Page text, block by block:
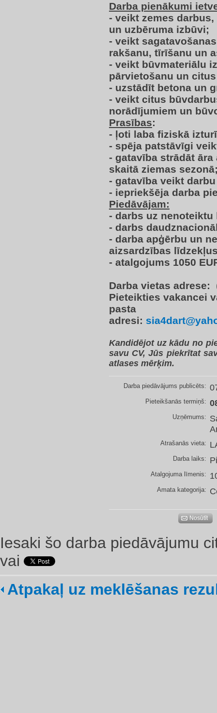
Darba pienākumi
- veikt zemes
un uzbēruma izbūvi;
- veikt
rakšanu, tīrīšanu un
- veikt būvmateriālu
pārvietošanu un
- uzstādīt betona un
- veikt citus
norādījumiem un
Prasības:
- ļoti laba fiziskā
- spēja patstāvīgi
- gatavība strādāt
skaitā ziemas
- gatavība veikt
- iepriekšēja darba
Piedāvājam:
- darbs uz nenoteiktu
- darbs
- darba apģērbu un
aizsardzības
- atalgojums 1050
Darba vietas adrese:
Pieteikties vakancei
pasta
adresi:
Kandidējot uz kādu no
savu CV, Jūs piekrītat
atlases mērķim.
Darba piedāvājums publicēts:
Pieteikšanās termiņš:
Uzņēmums:
Atrašanās vieta:
Darba laiks:
Atalgojuma līmenis:
Amata kategorija:
Nosūtīt
Iesaki šo darba piedāvājumu
vai
Atpakaļ uz meklēšanas